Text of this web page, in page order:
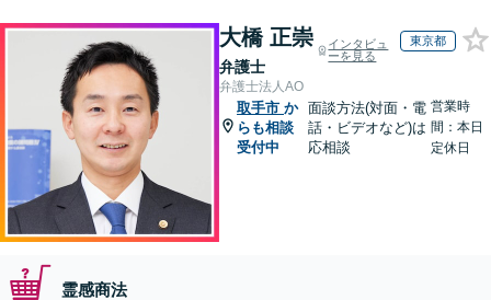
大橋 正崇
弁護士
インタビュ
ーを見る
東京都
弁護士法人AO
取手市 か
らも相談
受付中
面談方法(対面・電
話・ビデオなど)は
応相談
営業時
間：本日
定休日
霊感商法